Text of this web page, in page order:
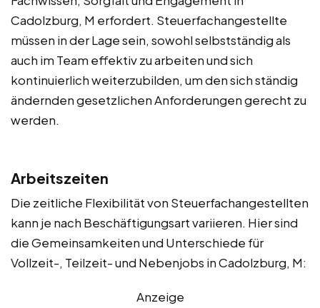
Cadolzburg, M erfordert. Steuerfachangestellte
müssen in der Lage sein, sowohl selbstständig als
auch im Team effektiv zu arbeiten und sich
kontinuierlich weiterzubilden, um den sich ständig
ändernden gesetzlichen Anforderungen gerecht zu
werden.
Arbeitszeiten
Die zeitliche Flexibilität von Steuerfachangestellten
kann je nach Beschäftigungsart variieren. Hier sind
die Gemeinsamkeiten und Unterschiede für
Vollzeit-, Teilzeit- und Nebenjobs in Cadolzburg, M:
Anzeige